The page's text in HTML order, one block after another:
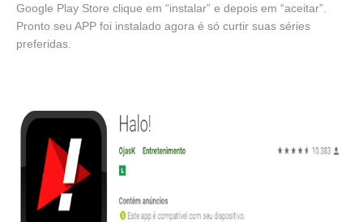
Google Play Store clique em “instalar” e depois em “aceitar”.
Pronto seu APP foi instalado agora é só curtir suas séries
preferidas.